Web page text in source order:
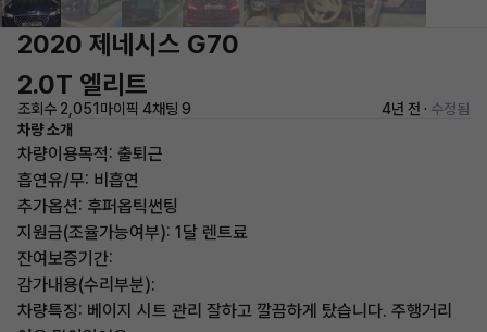
2020 제네시스 G70
2.0T 엘리트
조회수 2,051 마이픽 4채팅 9 4년 전 · 수정됨
차량 소개
차량이용목적: 출퇴근
흡연유/무: 비흡연
추가옵션: 후퍼옵틱썬팅
지원금(조율가능여부): 1달 렌트료
잔여보증기간:
감가내용(수리부분):
차량특징: 베이지 시트 관리 잘하고 깔끔하게 탔습니다. 주행거리